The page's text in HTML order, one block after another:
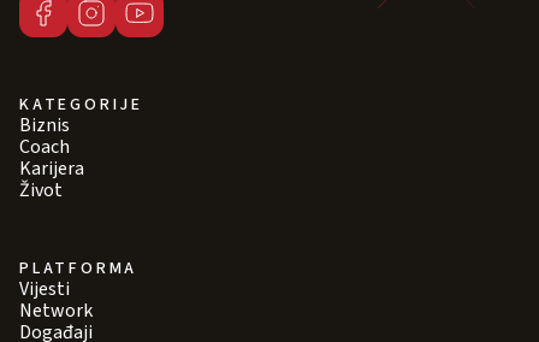
KATEGORIJE
Biznis
Coach
Karijera
Život
PLATFORMA
Vijesti
Network
Događaji